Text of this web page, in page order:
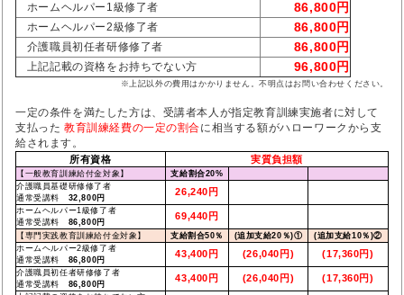
ホームヘルパー1級修了者 86,800円
ホームヘルパー2級修了者 86,800円
介護職員初任者研修修了者 86,800円
上記記載の資格をお持ちでない方 96,800円
※上記以外の費用はかかりません。不明点はお問い合わせください。
一定の条件を満たした方は、受講者本人が指定教育訓練実施者に対して
支払った 教育訓練経費の一定の割合に相当する額がハローワークから支
給されます。
所有資格 実質負担額
【一般教育訓練給付金対象】 支給割合20%
介護職員基礎研修修了者
通常受講料 32,800円
26,240円
ホームヘルパー1級修了者
通常受講料 86,800円
69,440円
【専門実践教育訓練給付金対象】 支給割合50％ (追加支給20％)① (追加支給10％)②
ホームヘルパー2級修了者
通常受講料 86,800円
43,400円 (26,040円) (17,360円)
介護職員初任者研修修了者
通常受講料 86,800円
43,400円 (26,040円) (17,360円)